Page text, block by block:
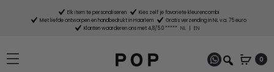
Elk item te personaliseren
Kies zelf je favoriete kleurencombi
Met liefde ontworpen en handbedrukt in Haarlem
Gratis verzending in NL v.a. 75 euro
Klanten waarderen ons met 4,8/5.0 ***** NL EN
0